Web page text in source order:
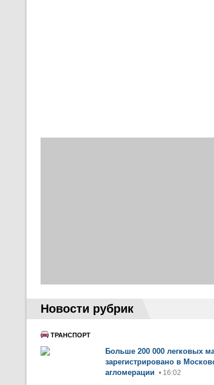
Новости рубрик
ТРАНСПОРТ
Больше 200 000 легковых
зарегистрировано в
агломерации • 16:02